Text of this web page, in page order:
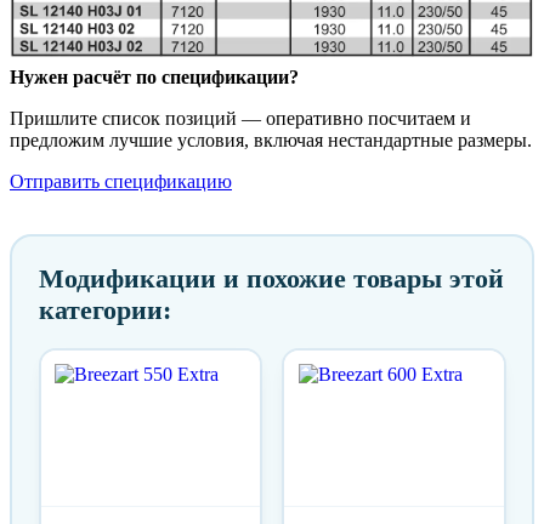
Нужен расчёт по спецификации?
Пришлите список позиций — оперативно посчитаем и
предложим лучшие условия, включая нестандартные размеры.
Отправить спецификацию
Модификации и похожие товары этой
категории: